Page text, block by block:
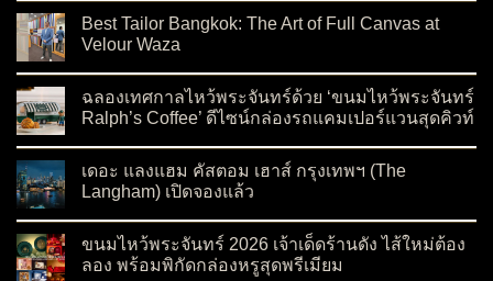
Best Tailor Bangkok: The Art of Full Canvas at
Velour Waza
ฉลองเทศกาลไหว้พระจันทร์ด้วย ‘ขนมไหว้พระจันทร์
Ralph’s Coffee’ ดีไซน์กล่องรถแคมเปอร์แวนสุดคิวท์
เดอะ แลงแฮม คัสตอม เฮาส์ กรุงเทพฯ (The
Langham) เปิดจองแล้ว
ขนมไหว้พระจันทร์ 2026 เจ้าเด็ดร้านดัง ไส้ใหม่ต้อง
ลอง พร้อมพิกัดกล่องหรูสุดพรีเมียม